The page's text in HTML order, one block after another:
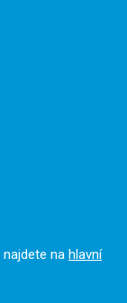
najdete na hlavní